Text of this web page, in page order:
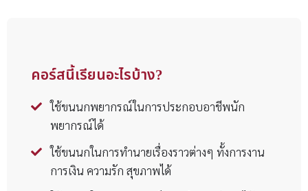
คอร์สนี้เรียนอะไรบ้าง?
ใช้ขนนกพยากรณ์ในการประกอบอาชีพนัก
พยากรณ์ได้
ใช้ขนนกในการทำนายเรื่องราวต่างๆ ทั้งการงาน
การเงิน ความรัก สุขภาพได้